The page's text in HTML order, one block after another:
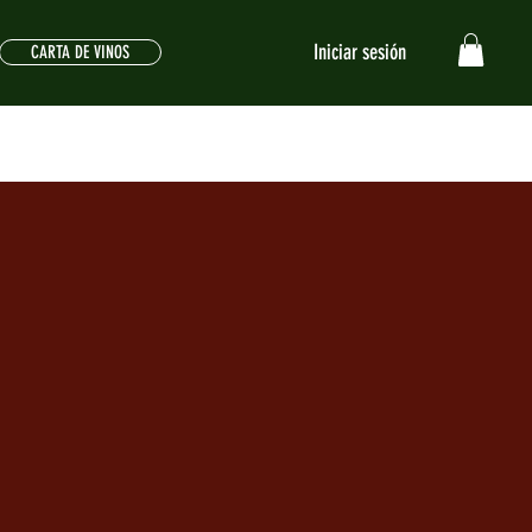
CARTA DE VINOS Iniciar sesión